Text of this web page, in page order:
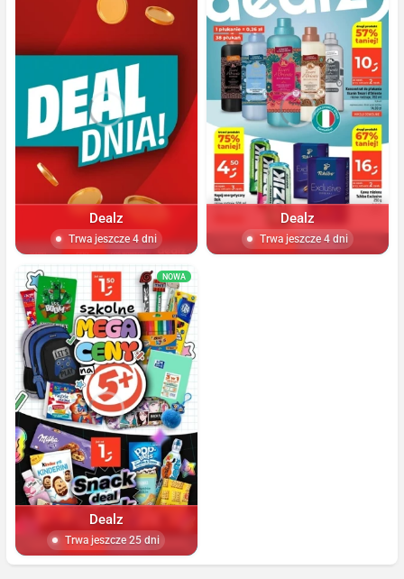
Dealz
Trwa jeszcze 4 dni
Dealz
Trwa jeszcze 4 dni
NOWA
Dealz
Trwa jeszcze 25 dni